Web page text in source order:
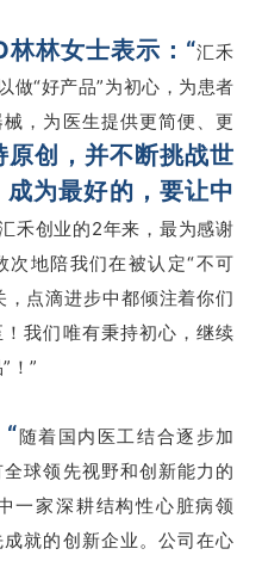
林女士表示：“汇禾
做“好产品”为初心，为患者
，为医生提供更简便、更
原创，并不断挑战世
为最好的，要让中
禾创业的2年来，最为感谢
次地陪我们在被认定“不可
，点滴进步中都倾注着你们
我们唯有秉持初心，继续
！”
随着国内医工结合逐步加
球领先视野和创新能力的
一家深耕结构性心脏病领
就的创新企业。公司在心